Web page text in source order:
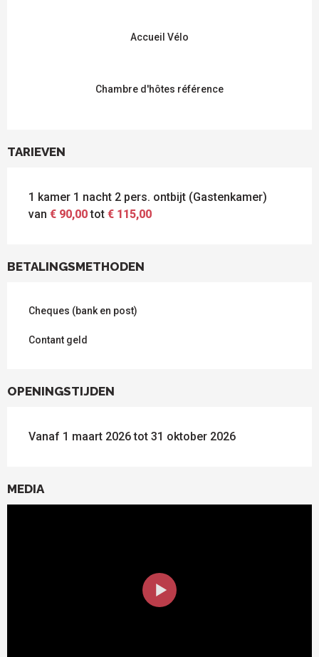
Accueil Vélo
Chambre d'hôtes référence
TARIEVEN
1 kamer 1 nacht 2 pers. ontbijt (Gastenkamer)
van € 90,00tot € 115,00
BETALINGSMETHODEN
Cheques (bank en post)
Contant geld
OPENINGSTIJDEN
Vanaf 1 maart 2026 tot 31 oktober 2026
MEDIA